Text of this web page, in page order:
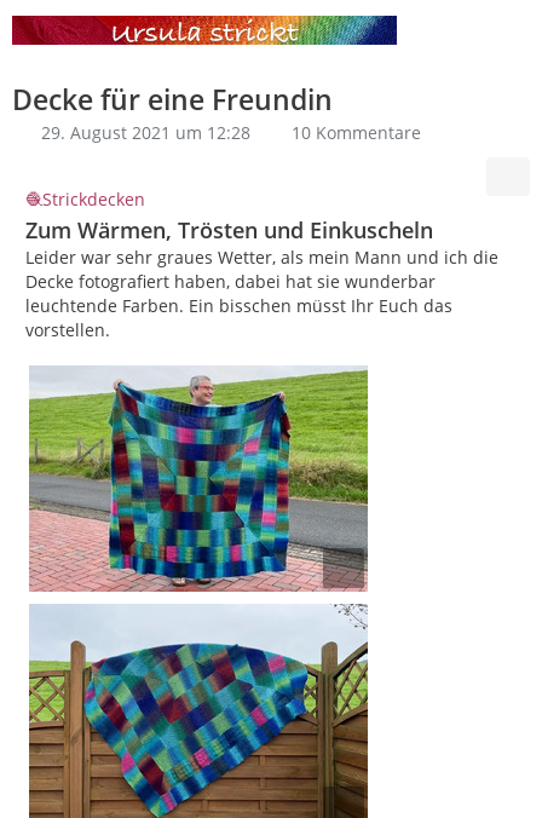
Decke für eine Freundin
29. August 2021 um 12:28 10 Kommentare
Strickdecken
Zum Wärmen, Trösten und Einkuscheln
Leider war sehr graues Wetter, als mein Mann und ich die
Decke fotografiert haben, dabei hat sie wunderbar
leuchtende Farben. Ein bisschen müsst Ihr Euch das
vorstellen.